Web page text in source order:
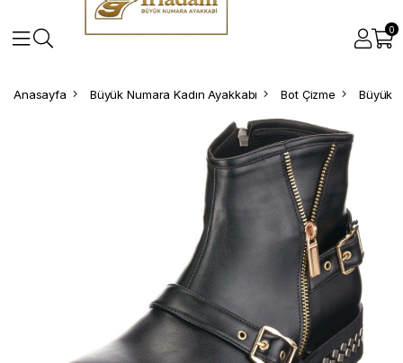
0
Anasayfa Büyük Numara Kadın Ayakkabı Bot Çizme Büyük